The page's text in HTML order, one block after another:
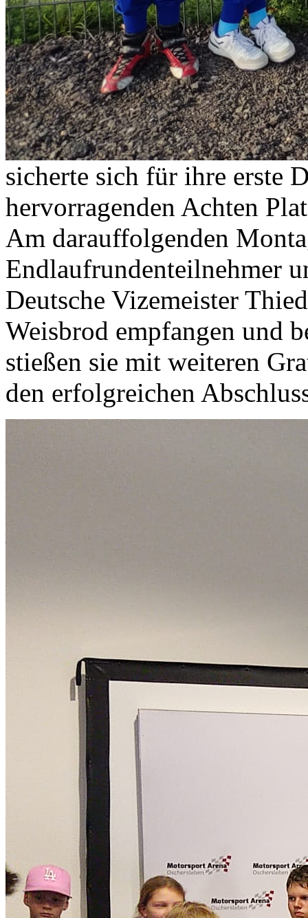
sicherte sich für ihre erste
hervorragenden Achten
Am darauffolgenden
Endlaufrundenteilnehmer
Deutsche Vizemeister
Weisbrod empfangen und
stießen sie mit weiteren
den erfolgreichen